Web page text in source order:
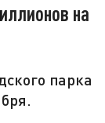
на
парка